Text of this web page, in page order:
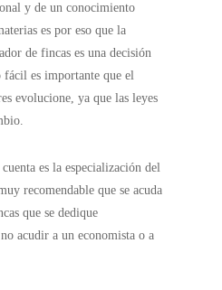
y de un conocimiento
es por eso que la
de fincas es una decisión
es importante que el
evolucione, ya que las leyes
es la especialización del
recomendable que se acuda
que se dedique
acudir a un economista o a